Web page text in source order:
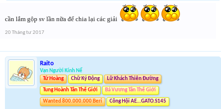
cần lắm gộp sv lần nữa để chia lại các giải
20 Tháng tư 2017
Raito
Vạn Người Kính Nể
Tứ Hoàng
Chữ Ký Động Lữ Khách Thiên Đường
Tung Hoành Tân Thế Giới Bá Vương Tân Thế Giới
Wanted 800.000.000 Beri Công Hội AE...GATO.S145